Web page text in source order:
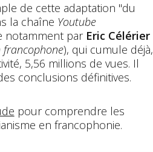
de cette adaptation "du
la chaîne Youtube
notamment par Eric Célérier
francophone), qui cumule déjà,
5,56 millions de vues. Il
conclusions définitives.
pour comprendre les
en francophonie.